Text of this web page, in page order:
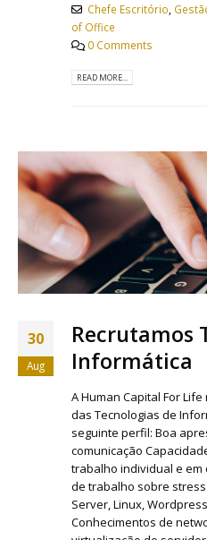
Chefe Escritório
of Office
0 Comments
READ MORE...
30
Aug
Recrutamos
Informática
A Human Capital For
das Tecnologias de
seguinte perfil: Boa
comunicação
trabalho individual e
de trabalho sobre
Server, Linux,
Conhecimentos de